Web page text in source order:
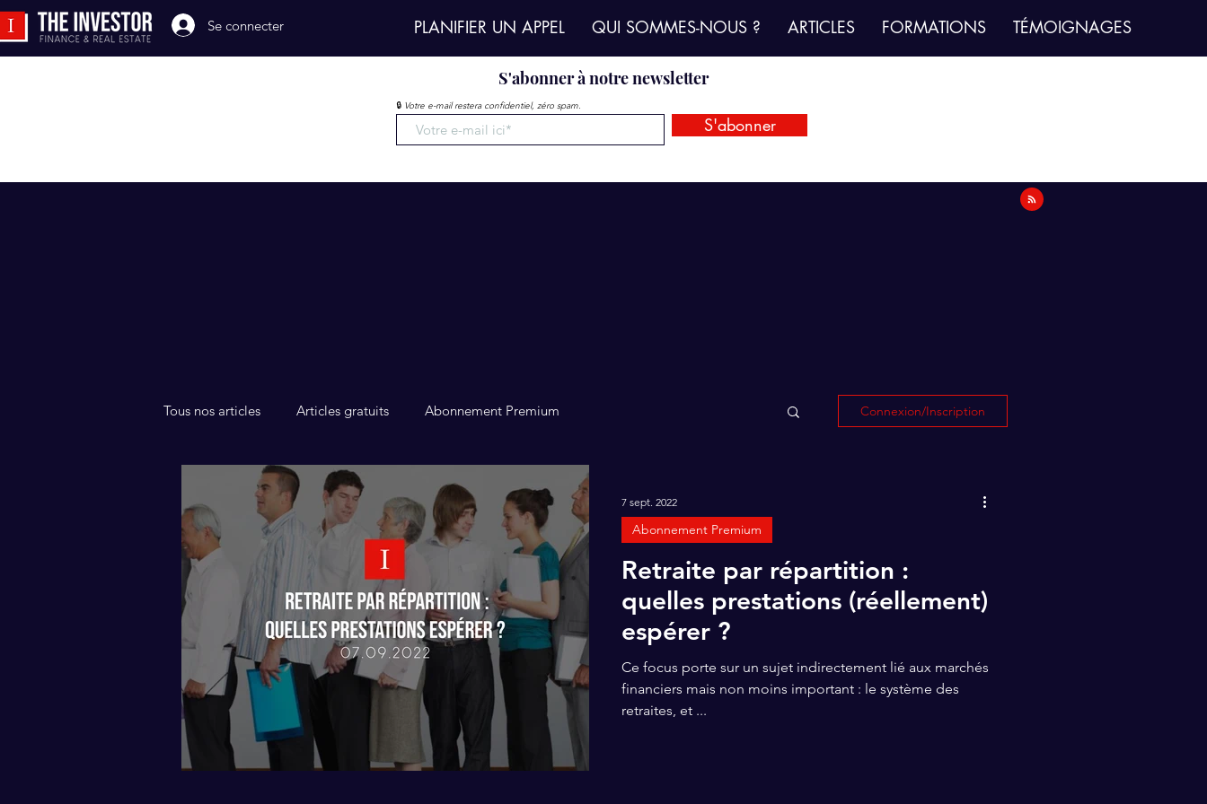
Se connecter PLANIFIER UN APPEL QUI SOMMES-NOUS ? ARTICLES FORMATIONS TÉMOIGNAGES
S'abonner à notre newsletter
🔒 Votre e-mail restera confidentiel, zéro spam.
S'abonner
Tous nos articles Articles gratuits Abonnement Premium Connexion/Inscription
Retraite par répartition :
quelles prestations (réellement)
espérer ?
Ce focus porte sur un sujet indirectement lié aux marchés
financiers mais non moins important : le système des
retraites, et ...
Abonnement Premium
7 sept. 2022